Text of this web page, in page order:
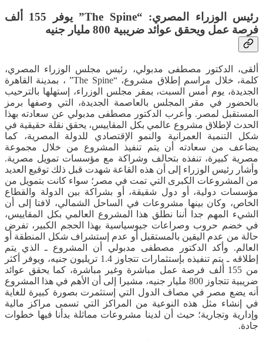
رئيس الوزراء المصري: “The Spine” يوفر 155 ألف
فرصة عمل ويحقق عوائد ضريبية 800 مليار جنيه
ألقى، الدكتور مصطفى مدبولي، رئيس مجلس الوزراء المصري،
كلمة، خلال مراسم إطلاق مشروع، “The Spine” ، بمدينة القاهرة
الجديدة، يوم أمس السبت، بمقر مجلس الوزراء، إستهلها بالترحيب
بالحضور في مقر المجلس بالعاصمة الجديدة، التي وصفها برمز
المستقبل لمصر. وأعرب الدكتور مصطفى مدبولي عن سعادته بهذا
الحدث لإطلاق مشروع عالمي بكل المقاييس، يحقق نقلة حقيقية في
شكل التنمية العمرانية والنمو الإقتصادي للدولة المصرية، كما
يضاعف من سعادته أن يتم تنفيذ المشروع من خلال مجموعة
مصرية كبيرة، تنفذه بتحالف وشراكة مع مؤسسات تمويل مصرية.
وأشار رئيس الوزراء إلى أن هذه القاعة شهدت قبل ذلك توقيع العديد
من المشروعات الكبرى التي تمت في مصر؛ سواء كانت بتمويل من
مؤسسات دولية، أو دول شقيقة، أو بشراكة بين الدولة والقطاع
الخاص، وكان بينها مشروعات في الساحل الشمالي، لافتا إلى أن
الشيء المهم جدا أننا نطلق هذا المشروع العالمي بكل المقاييس،
في خضم حروب وصراعات جيوسياسية بهذا الحجم الكبير، تفرض
حالة من عدم اليقين بالمستقبل أو عدم إستشراف شكل المنطقة أو
العالم. وأكد الدكتور مصطفى مدبولي أن المشروع ـ الذي يتم
إطلاقه ـ يتم تنفيذه بإستثمارات تتجاوز 1.4 تريليون جنيه، ويوفر أكثر
من 155 ألف فرصة عمل مباشرة وغير مباشرة، كما يحقق عوائد
ضريبية تتجاوز 800 مليار جنيه، مشيرا إلى أن الأهم في هذا المشروع
أنه يضع مصر في مصاف الدول التي إستثمرت بصورة كبيرة للغاية
في إنشاء مثل هذه النوعية من المراكز التي تسمى مراكز مالية
وإدارية وتجارية؛ حيث أن لدينا مشروعات مماثلة بدأنا فيها خطوات
جادة.